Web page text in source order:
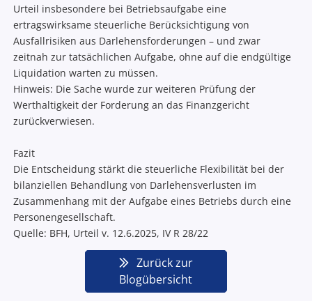
Urteil insbesondere bei Betriebsaufgabe eine
ertragswirksame steuerliche Berücksichtigung von
Ausfallrisiken aus Darlehensforderungen – und zwar
zeitnah zur tatsächlichen Aufgabe, ohne auf die endgültige
Liquidation warten zu müssen.
Hinweis: Die Sache wurde zur weiteren Prüfung der
Werthaltigkeit der Forderung an das Finanzgericht
zurückverwiesen.
Fazit
Die Entscheidung stärkt die steuerliche Flexibilität bei der
bilanziellen Behandlung von Darlehensverlusten im
Zusammenhang mit der Aufgabe eines Betriebs durch eine
Personengesellschaft.
Quelle: BFH, Urteil v. 12.6.2025, IV R 28/22
Zurück zur
Blogübersicht